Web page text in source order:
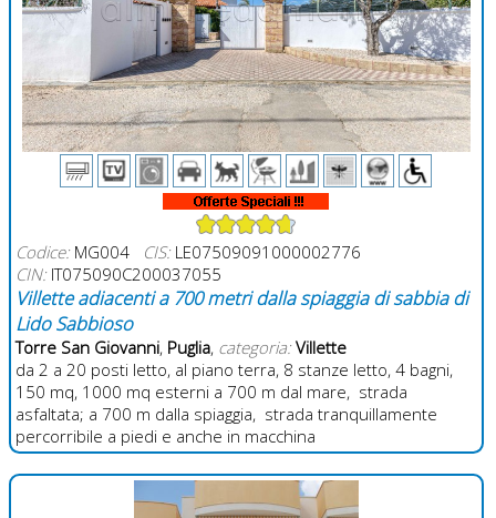
Codice:MG004 CIS:LE07509091000002776
CIN:IT075090C200037055
Villette adiacenti a 700 metri dalla spiaggia di sabbia di
Lido Sabbioso
Torre San Giovanni, Puglia, categoria: Villette
da 2 a 20 posti letto, al piano terra, 8 stanze letto, 4 bagni,
150 mq, 1000 mq esterni a 700 m dal mare, strada
asfaltata; a 700 m dalla spiaggia, strada tranquillamente
percorribile a piedi e anche in macchina